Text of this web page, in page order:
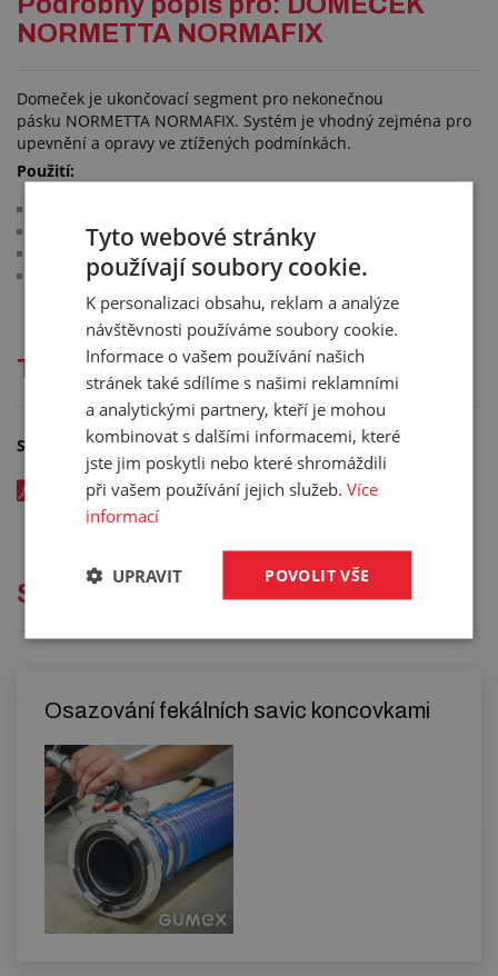
NORMETTA NORMAFIX
Domeček je ukončovací segment pro nekonečnou
pásku NORMETTA NORMAFIX. Systém je vhodný zejména pro
upevnění a opravy ve ztížených podmínkách.
Použití:
stavební stroje
čerpadla a filtry
upevňování hadic
Technická dokumentace
Soubory ke stažení
DOMEČEK NORMETTA NORMAFIX - katalogový list v CZ -
kód: 00687xxx
Služby
Osazování fekálních savic koncovkami
Tyto webové stránky
používají soubory cookie.
K personalizaci obsahu, reklam a analýze
návštěvnosti používáme soubory cookie.
Informace o vašem používání našich
stránek také sdílíme s našimi reklamními
a analytickými partnery, kteří je mohou
kombinovat s dalšími informacemi, které
jste jim poskytli nebo které shromáždili
při vašem používání jejich služeb.Více
informací
POVOLIT VŠE
UPRAVIT